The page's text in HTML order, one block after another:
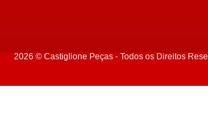
2026 © Castiglione Peças - Todos os Direitos